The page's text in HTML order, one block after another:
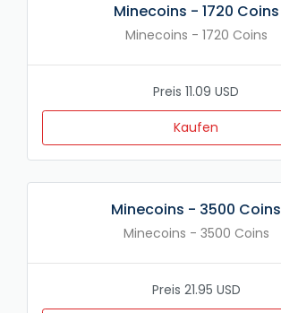
Minecoins - 1720 Coins
Minecoins - 1720 Coins
Preis 11.09 USD
Kaufen
Minecoins - 3500 Coins
Minecoins - 3500 Coins
Preis 21.95 USD